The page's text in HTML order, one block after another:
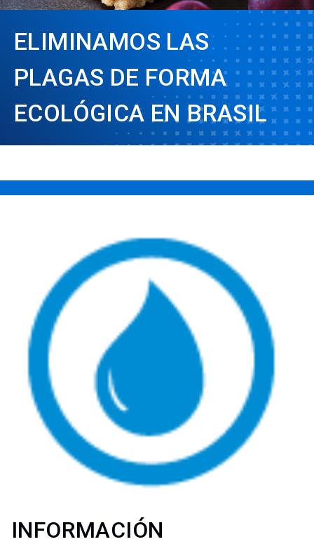
ELIMINAMOS LAS
PLAGAS DE FORMA
ECOLÓGICA EN BRASIL
INFORMACIÓN